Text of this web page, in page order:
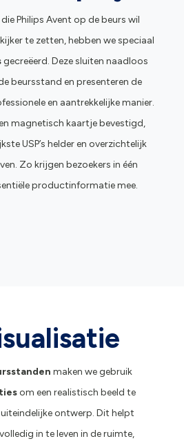
Philips Avent op de beurs wil
te zetten, hebben we speciaal
gecreëerd. Deze sluiten naadloos
beursstand en presenteren de
en aantrekkelijke manier.
magnetisch kaartje bevestigd,
USP’s helder en overzichtelijk
Zo krijgen bezoekers in één
productinformatie mee.
maken we gebruik
om een realistisch beeld te
ontwerp. Dit helpt
in te leven in de ruimte,